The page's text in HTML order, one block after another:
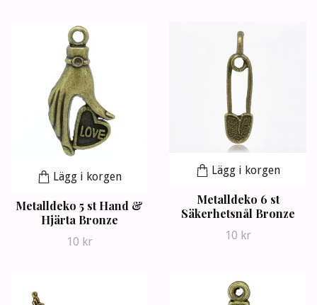
Lägg i korgen
Metalldeko 5 st Hand &
Hjärta Bronze
10 kr
Lägg i korgen
Metalldeko 6 st
Säkerhetsnål Bronze
10 kr